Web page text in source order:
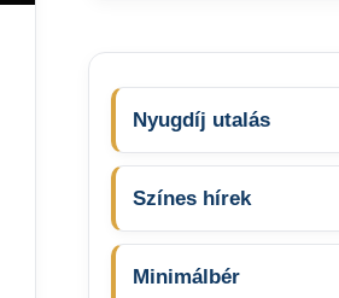
Nyugdíj utalás
Színes hírek
Minimálbér